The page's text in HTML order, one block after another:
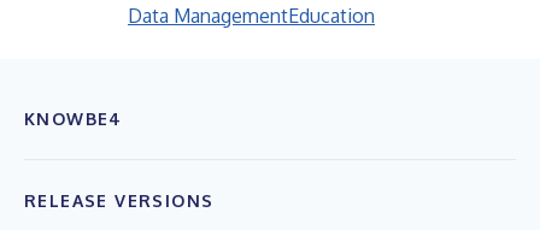
Data ManagementEducation
KNOWBE4
RELEASE VERSIONS